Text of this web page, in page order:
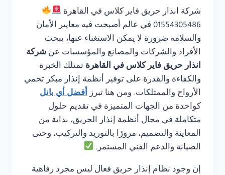
شركة انذار حريق فاير كلاس في القاهرة
01554305486 في عالم أصبحت فيه معايير الأمان
والسلامة ضرورة لا يمكن الاستغناء عنها، يبحث
الأفراد والشركات والمصانع والمؤسسات عن شركة
انذار حريق فاير كلاس في القاهرة تمتلك الخبرة
والكفاءة والقدرة على توفير أنظمة إنذار مبكر تحمي
الأرواح والممتلكات. ومن هنا تبرز أفضل أي بانل
كواحدة من الجهات المتميزة في تقديم حلول
متكاملة في مجال أنظمة إنذار الحريق، بداية من
المعاينة والتصميم، مرورًا بالتوريد والتركيب، وحتى
الصيانة والدعم الفني المستمر.
إن وجود نظام إنذار حريق فعال ليس مجرد رفاهية